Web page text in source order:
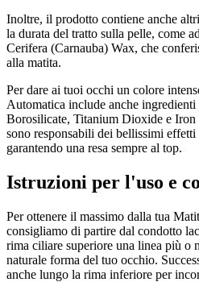
Inoltre, il prodotto contiene anche
la durata del tratto sulla pelle, come
Cerifera (Carnauba) Wax, che
alla matita.
Per dare ai tuoi occhi un colore
Automatica include anche
Borosilicate, Titanium Dioxide e Iron
sono responsabili dei bellissimi
garantendo una resa sempre al top.
Istruzioni per l'uso e
Per ottenere il massimo dalla tua
consigliamo di partire dal condotto
rima ciliare superiore una linea più o
naturale forma del tuo occhio.
anche lungo la rima inferiore per